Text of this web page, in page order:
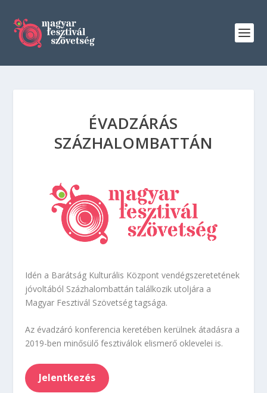
ÉVADZÁRÁS
SZÁZHALOMBATTÁN
Idén a Barátság Kulturális Központ vendégszeretetének
jóvoltából Százhalombattán találkozik utoljára a
Magyar Fesztivál Szövetség tagsága.
Az évadzáró konferencia keretében kerülnek átadásra a
2019-ben minősülő fesztiválok elismerő oklevelei is.
Jelentkezés